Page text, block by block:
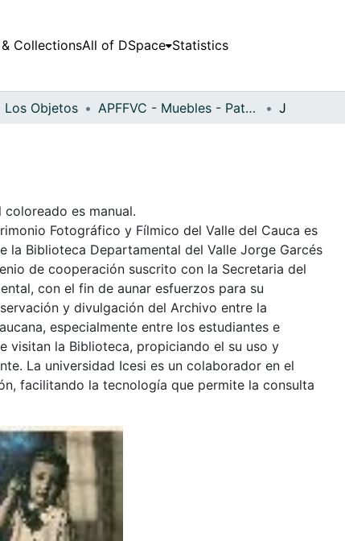
CollectionsAll of DSpace Statistics
Los Objetos APFFVC - Muebles - Patrimonial J
coloreado es manual.
Fotográfico y Fílmico del Valle del Cauca es
la Biblioteca Departamental del Valle Jorge Garcés
de cooperación suscrito con la Secretaria del
con el fin de aunar esfuerzos para su
y divulgación del Archivo entre la
especialmente entre los estudiantes e
visitan la Biblioteca, propiciando el su uso y
La universidad Icesi es un colaborador en el
facilitando la tecnología que permite la consulta